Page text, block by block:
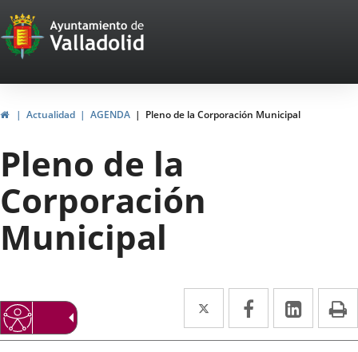
Portal
Web
del
Ayuntamiento
de
Valladolid
InicioActualidad AGENDA Pleno de la Corporación Municipal
Pleno de la
Corporación
Municipal
Twitter
Enlace
a
Facebook
Enlace
a
Enlace
a